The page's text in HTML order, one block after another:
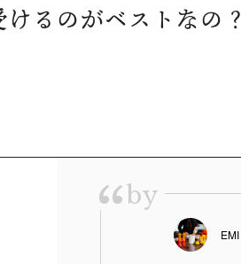
るのがベストなの？
“by
EMI